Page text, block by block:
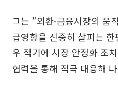
그는 "외환·금융시장의 움
급영향을 신중히 살피는
우 적기에 시장 안정화 조
협력을 통해 적극 대응해